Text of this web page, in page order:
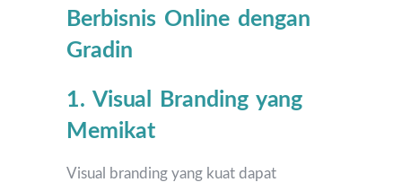
Berbisnis Online dengan
Gradin
1. Visual Branding yang
Memikat
Visual branding yang kuat dapat